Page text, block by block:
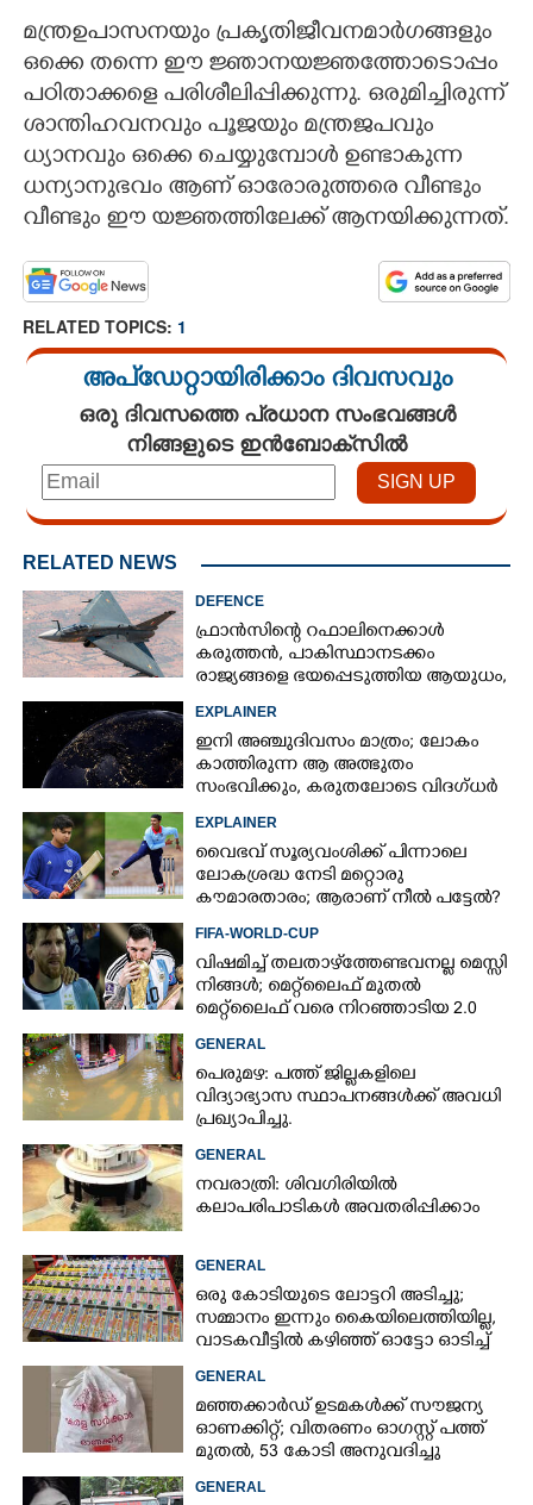
മന്ത്രഉപാസനയും പ്രകൃതിജീവനമാർഗങ്ങളും
ഒക്കെ തന്നെ ഈ ജ്ഞാനയജ്ഞത്തോടൊപ്പം
പഠിതാക്കളെ പരിശീലിപ്പിക്കുന്നു. ഒരുമിച്ചിരുന്ന്
ശാന്തിഹവനവും പൂജയും മന്ത്രജപവും
ധ്യാനവും ഒക്കെ ചെയ്യുമ്പോൾ ഉണ്ടാകുന്ന
ധന്യാനുഭവം ആണ് ഓരോരുത്തരെ വീണ്ടും
വീണ്ടും ഈ യജ്ഞത്തിലേക്ക് ആനയിക്കുന്നത്.
RELATED TOPICS: 1
അപ്ഡേറ്റായിരിക്കാം ദിവസവും
ഒരു ദിവസത്തെ പ്രധാന സംഭവങ്ങൾ
നിങ്ങളുടെ ഇൻബോക്സിൽ
RELATED NEWS
DEFENCE
ഫ്രാൻസിന്റെ റഫാലിനെക്കാൾ
കരുത്തൻ,​ പാകിസ്ഥാനടക്കം
രാജ്യങ്ങളെ ഭയപ്പെടുത്തിയ ആയുധം,​
EXPLAINER
ഇനി അഞ്ചുദിവസം മാത്രം; ലോകം
കാത്തിരുന്ന ആ അത്ഭുതം
സംഭവിക്കും, കരുതലോടെ വിദഗ്ധർ
EXPLAINER
വൈഭവ് സൂര്യവംശിക്ക് പിന്നാലെ
ലോകശ്രദ്ധ നേടി മറ്റൊരു
കൗമാരതാരം; ആരാണ് നീൽ പട്ടേൽ?
FIFA-WORLD-CUP
വിഷമിച്ച് തലതാഴ്‌ത്തേണ്ടവനല്ല മെസ്സി
നിങ്ങള്‍; മെറ്റ്‌ലൈഫ് മുതല്‍
മെറ്റ്‌ലൈഫ് വരെ നിറഞ്ഞാടിയ 2.0
GENERAL
പെരുമഴ: പത്ത് ജില്ലകളിലെ
വിദ്യാഭ്യാസ സ്ഥാപനങ്ങൾക്ക് അവധി
പ്രഖ്യാപിച്ചു.
GENERAL
നവരാത്രി: ശിവഗിരിയിൽ
കലാപരിപാടികൾ അവതരിപ്പിക്കാം
GENERAL
ഒരു കോടിയുടെ ലോട്ടറി അടിച്ചു;
സമ്മാനം ഇന്നും കൈയിലെത്തിയില്ല,
വാടകവീട്ടിൽ കഴിഞ്ഞ് ഓട്ടോ ഓടിച്ച്
GENERAL
മഞ്ഞക്കാർഡ് ഉടമകൾക്ക് സൗജന്യ
ഓണക്കിറ്റ്; വിതരണം ഓഗസ്റ്റ് പത്ത്
മുതൽ, 53 കോടി അനുവദിച്ചു
GENERAL
Share this link
Copy Link